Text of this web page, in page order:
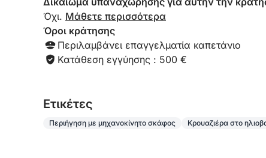
Click&Boat και ζήστε ένα αξέχαστο
Όχι. Μάθετε περισσότερα
Όροι κράτησης
Περιλαμβάνει επαγγελματία καπετάνιο
Κατάθεση εγγύησης : 500 €
Eτικέτες
Περιήγηση με μηχανοκίνητο σκάφος Κρουαζιέρα στο